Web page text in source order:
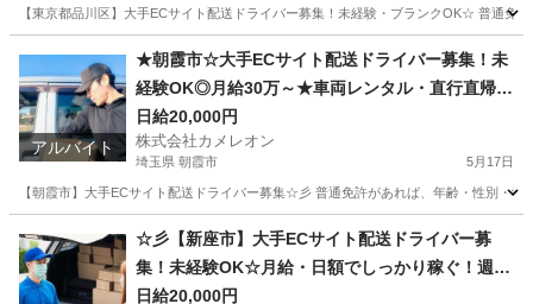
【東京都品川区】大手ECサイト配送ドライバー募集！未経験・ブランクOK☆ 普通
ドライバー 積み込み
アルバイト
★朝霞市☆大手ECサイト配送ドライバー募集！未
経験OK◎月給30万～★車両レンタル・直行直帰
可！
日給20,000円
株式会社カメレオン
埼玉県 朝霞市 5月17日
【朝霞市】大手ECサイト配送ドライバー募集☆彡 普通免許があれば、年齢・性別・
ドライバー 積み込み
☆彡【新座市】大手ECサイト配送ドライバー募
集！未経験OK☆月給・日額でしっかり稼ぐ！週休
2日・車両
日給20,000円